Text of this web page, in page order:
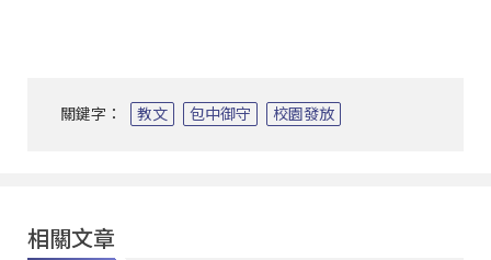
關鍵字： 教文 包中御守 校園發放
相關文章